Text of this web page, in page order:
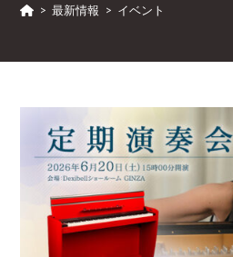
> 最新情報 > イベント